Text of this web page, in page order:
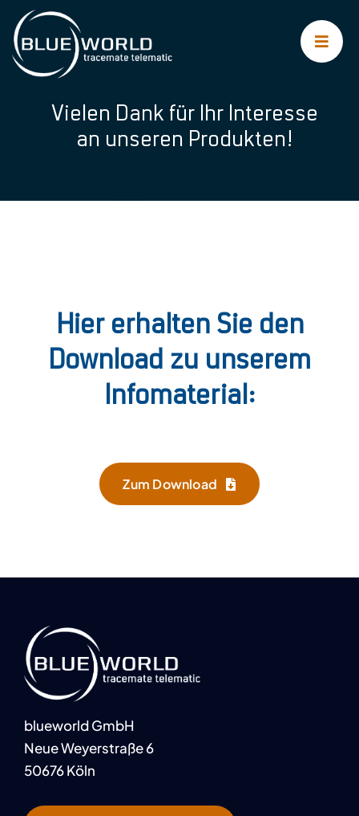
Zum
Inhalt
springen
Vielen Dank für Ihr Interesse
an unseren Produkten!
Hier erhalten Sie den
Download zu unserem
Infomaterial:
Zum Download
blueworld GmbH
Neue Weyerstraße 6
50676 Köln